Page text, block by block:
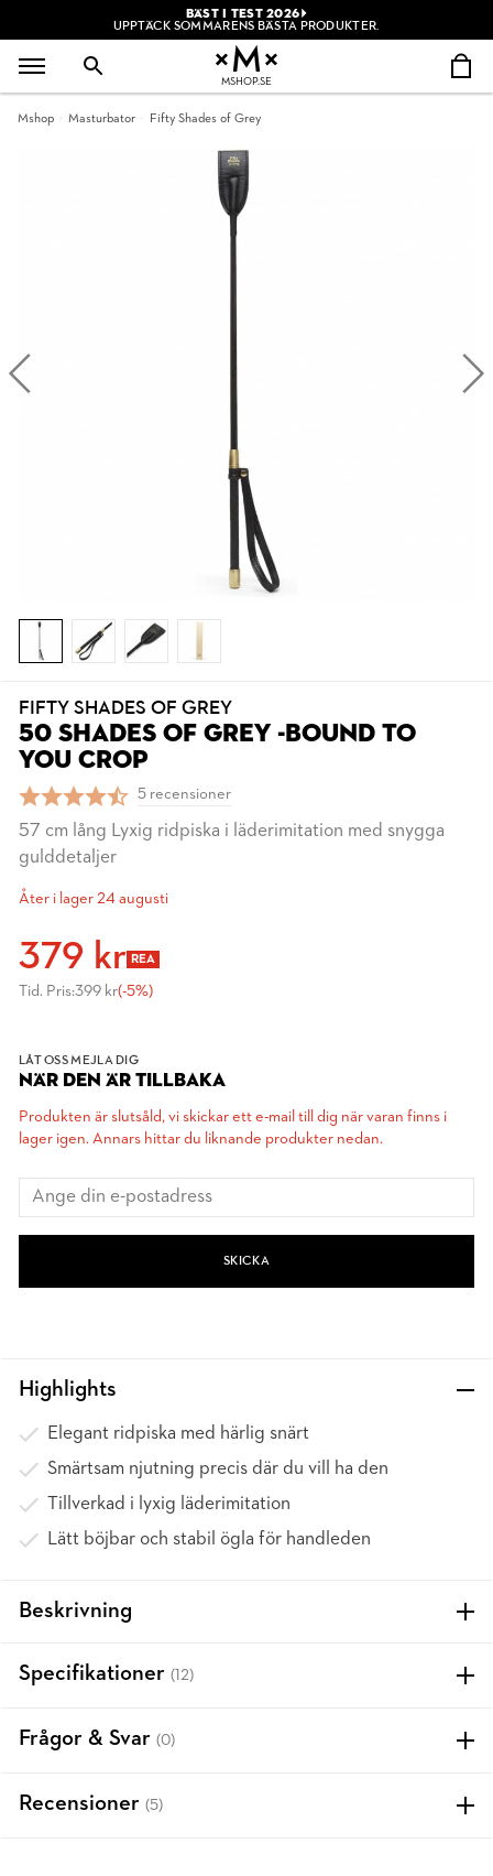
BÄST I TEST 2026
UPPTÄCK SOMMARENS BÄSTA PRODUKTER.
MSHOP.SE
Mshop Masturbator Fifty Shades of Grey
FIFTY SHADES OF GREY
50 SHADES OF GREY -BOUND TO
YOU CROP
5 recensioner
57 cm lång Lyxig ridpiska i läderimitation med snygga
gulddetaljer
Åter i lager 24 augusti
379 kr REA
Tid. Pris:399 kr(-5%)
LÅT OSS MEJLA DIG
NÄR DEN ÄR TILLBAKA
Produkten är slutsåld, vi skickar ett e-mail till dig när varan finns i
lager igen. Annars hittar du liknande produkter nedan.
SKICKA
Highlights
Elegant ridpiska med härlig snärt
Smärtsam njutning precis där du vill ha den
Tillverkad i lyxig läderimitation
Lätt böjbar och stabil ögla för handleden
Beskrivning
Specifikationer (12)
Frågor & Svar (0)
Recensioner (5)